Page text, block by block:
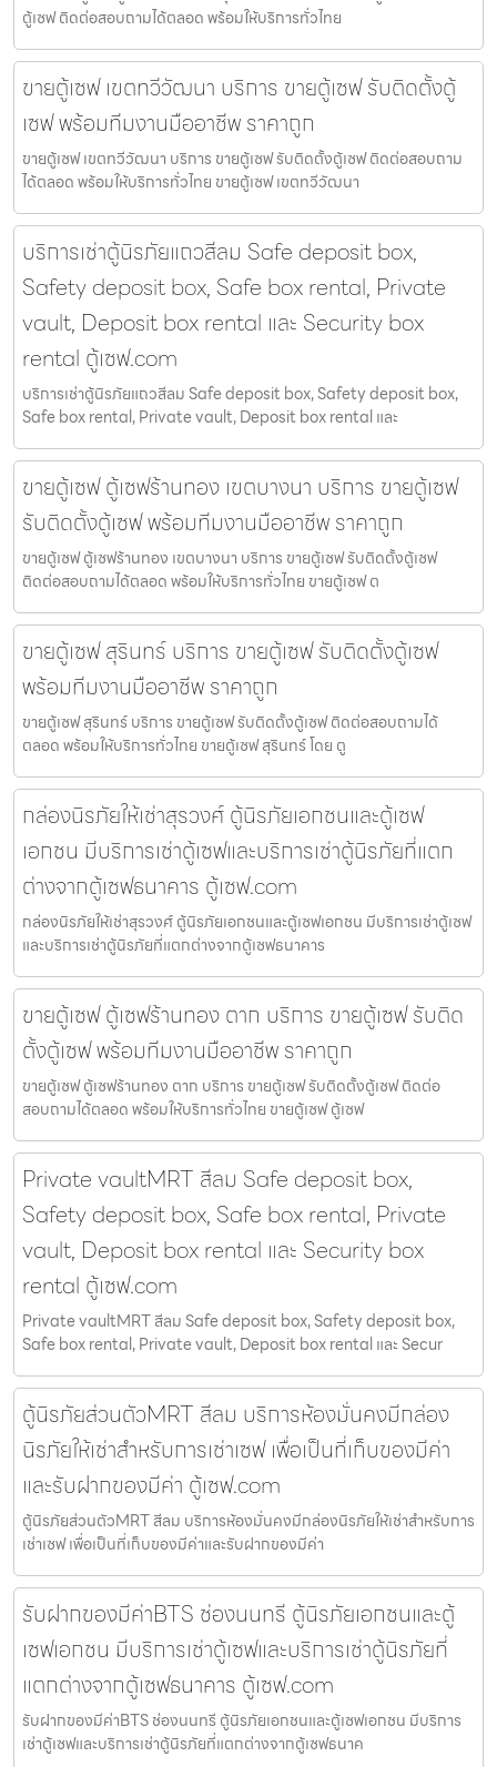
ตู้เซฟ ติดต่อสอบถามได้ตลอด พร้อมให้บริการทั่วไทย
ขายตู้เซฟ เขตทวีวัฒนา บริการ ขายตู้เซฟ รับติดตั้งตู้
เซฟ พร้อมทีมงานมืออาชีพ ราคาถูก
ขายตู้เซฟ เขตทวีวัฒนา บริการ ขายตู้เซฟ รับติดตั้งตู้เซฟ ติดต่อสอบถาม
ได้ตลอด พร้อมให้บริการทั่วไทย ขายตู้เซฟ เขตทวีวัฒนา
บริการเช่าตู้นิรภัยแถวสีลม Safe deposit box,
Safety deposit box, Safe box rental, Private
vault, Deposit box rental และ Security box
rental ตู้เซฟ.com
บริการเช่าตู้นิรภัยแถวสีลม Safe deposit box, Safety deposit box,
Safe box rental, Private vault, Deposit box rental และ
ขายตู้เซฟ ตู้เซฟร้านทอง เขตบางนา บริการ ขายตู้เซฟ
รับติดตั้งตู้เซฟ พร้อมทีมงานมืออาชีพ ราคาถูก
ขายตู้เซฟ ตู้เซฟร้านทอง เขตบางนา บริการ ขายตู้เซฟ รับติดตั้งตู้เซฟ
ติดต่อสอบถามได้ตลอด พร้อมให้บริการทั่วไทย ขายตู้เซฟ ต
ขายตู้เซฟ สุรินทร์ บริการ ขายตู้เซฟ รับติดตั้งตู้เซฟ
พร้อมทีมงานมืออาชีพ ราคาถูก
ขายตู้เซฟ สุรินทร์ บริการ ขายตู้เซฟ รับติดตั้งตู้เซฟ ติดต่อสอบถามได้
ตลอด พร้อมให้บริการทั่วไทย ขายตู้เซฟ สุรินทร์ โดย ตู
กล่องนิรภัยให้เช่าสุรวงศ์ ตู้นิรภัยเอกชนและตู้เซฟ
เอกชน มีบริการเช่าตู้เซฟและบริการเช่าตู้นิรภัยที่แตก
ต่างจากตู้เซฟธนาคาร ตู้เซฟ.com
กล่องนิรภัยให้เช่าสุรวงศ์ ตู้นิรภัยเอกชนและตู้เซฟเอกชน มีบริการเช่าตู้เซฟ
และบริการเช่าตู้นิรภัยที่แตกต่างจากตู้เซฟธนาคาร
ขายตู้เซฟ ตู้เซฟร้านทอง ตาก บริการ ขายตู้เซฟ รับติด
ตั้งตู้เซฟ พร้อมทีมงานมืออาชีพ ราคาถูก
ขายตู้เซฟ ตู้เซฟร้านทอง ตาก บริการ ขายตู้เซฟ รับติดตั้งตู้เซฟ ติดต่อ
สอบถามได้ตลอด พร้อมให้บริการทั่วไทย ขายตู้เซฟ ตู้เซฟ
Private vaultMRT สีลม Safe deposit box,
Safety deposit box, Safe box rental, Private
vault, Deposit box rental และ Security box
rental ตู้เซฟ.com
Private vaultMRT สีลม Safe deposit box, Safety deposit box,
Safe box rental, Private vault, Deposit box rental และ Secur
ตู้นิรภัยส่วนตัวMRT สีลม บริการห้องมั่นคงมีกล่อง
นิรภัยให้เช่าสำหรับการเช่าเซฟ เพื่อเป็นที่เก็บของมีค่า
และรับฝากของมีค่า ตู้เซฟ.com
ตู้นิรภัยส่วนตัวMRT สีลม บริการห้องมั่นคงมีกล่องนิรภัยให้เช่าสำหรับการ
เช่าเซฟ เพื่อเป็นที่เก็บของมีค่าและรับฝากของมีค่า
รับฝากของมีค่าBTS ช่องนนทรี ตู้นิรภัยเอกชนและตู้
เซฟเอกชน มีบริการเช่าตู้เซฟและบริการเช่าตู้นิรภัยที่
แตกต่างจากตู้เซฟธนาคาร ตู้เซฟ.com
รับฝากของมีค่าBTS ช่องนนทรี ตู้นิรภัยเอกชนและตู้เซฟเอกชน มีบริการ
เช่าตู้เซฟและบริการเช่าตู้นิรภัยที่แตกต่างจากตู้เซฟธนาค